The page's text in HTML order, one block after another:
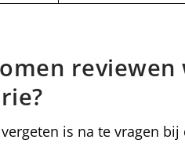
is na te vragen